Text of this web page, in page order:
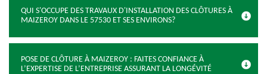
QUI S'OCCUPE DES TRAVAUX D'INSTALLATION DES CLÔTURES À
MAIZEROY DANS LE 57530 ET SES ENVIRONS?
POSE DE CLÔTURE À MAIZEROY : FAITES CONFIANCE À
L’EXPERTISE DE L’ENTREPRISE ASSURANT LA LONGÉVITÉ